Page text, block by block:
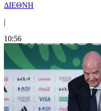
ΔΙΕΘΝΗ
|
10:56